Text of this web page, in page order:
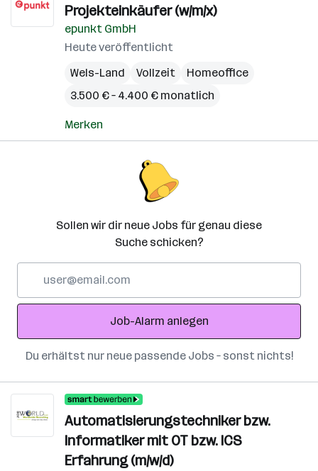
Projekteinkäufer (w/m/x)
epunkt GmbH
Heute veröffentlicht
Wels-Land
Vollzeit
Homeoffice
3.500 € – 4.400 € monatlich
Merken
Sollen wir dir neue Jobs für genau diese
Suche schicken?
Adresse
Job-Alarm anlegen
Du erhältst nur neue passende Jobs – sonst nichts!
Automatisierungstechniker bzw.
Informatiker mit OT bzw. ICS
Erfahrung (m/w/d)